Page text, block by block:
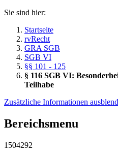
Sie sind hier:
Startseite
rvRecht
GRA SGB
SGB VI
§§ 101 - 125
§ 116 SGB VI:
Teilhabe
Zusätzliche Informationen
Bereichsmenu
1504292